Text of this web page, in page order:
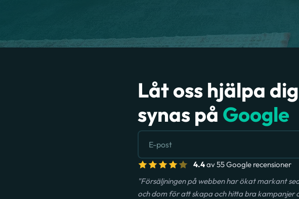
Låt oss hjälpa dig
synas på Google
4.4av 55 Google recensioner
"Försäljningen på webben har ökat markant
och dom för att skapa och hitta bra kampanjer